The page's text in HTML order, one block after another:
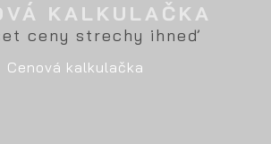
KALKULAČKA
ceny strechy ihneď
Cenová kalkulačka